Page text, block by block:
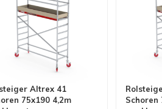
Altrex 41
75x190 4,2m
Schoren